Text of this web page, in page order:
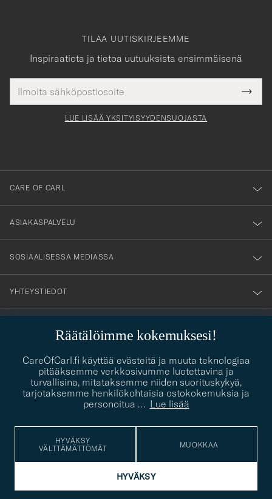
Räätälöimme kokemuksesi!
CareOfCarl.fi käyttää evästeitä ja muuta teknologiaa
pitääksemme verkkosivumme luotettavina ja
turvallisina, mitataksemme niiden suorituskykyä,
tarjotaksemme henkilökohtaisia ostokokemuksia ja
personoitua … Lue lisää
HYVÄKSY
VÄLTTÄMÄTTÖMÄT
MUOKKAA
HYVÄKSY
TILAA UUTISKIRJEEMME
Inspiraatiota ja tietoa uutuuksista ensimmäisenä
tieto
Tack
för
dig
till
vårt
nyhetsbrev!
LUE LISÄÄ YKSITYISYYDENSUOJASTA
CARE OF CARL
ASIAKASPALVELU
SOSIAALISESSA MEDIASSA
YHTEYSTIEDOT
contact@careofcarl.com
PUKEUTUMISNEUVONTA
Kaipaatko apua oman tyylisi löytämiseen? Me autamme sinua
mielellämme!
PUKEUTUMISNEUVONTA
© Care of Carl 2026